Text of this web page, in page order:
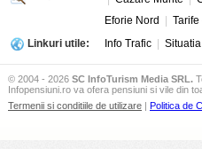
Eforie Nord
Tarife
Linkuri utile:
Info Trafic
© 2004 - 2026 SC InfoTurism Media SRL.
Infopensiuni.ro va ofera pensiuni si vile din
Termenii si conditiile de utilizare | Politica de